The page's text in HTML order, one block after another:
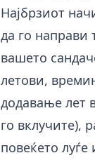
Најбрзиот
да го направи
вашето
летови,
додавање лет
го вклучите),
повеќето